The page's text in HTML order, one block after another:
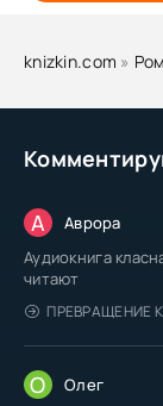
А Аврора
Аудиокнига
читают
ПРЕВРАЩЕНИЕ
О Олег
knizkin.com »